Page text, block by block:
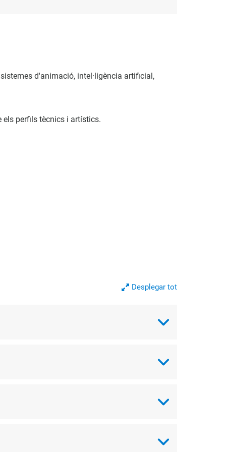
d'animació, intel·ligència artificial,
perfils tècnics i artístics.
Desplegar tot